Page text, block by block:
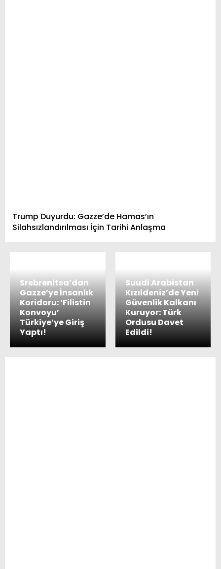
Trump Duyurdu: Gazze’de Hamas’ın
Silahsızlandırılması İçin Tarihi Anlaşma
Srebrenitsa’dan
Gazze’ye İnsanlık
Koridoru: ‘Filistin
Konvoyu’
Türkiye’ye Giriş
Yaptı!
Suudi Arabistan
Kızıldeniz’de Yeni
Güvenlik Kalkanı
Kuruyor: Türk
Ordusu Davet
Edildi!